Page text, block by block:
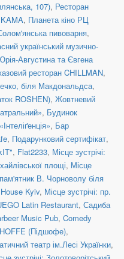
107), Ресторан
KAMA, Планета кіно РЦ
пивоварня,
український музично-
Августина та Євгена
ресторан CHILLMAN,
біля Макдональдса,
ROSHEN), Жовтневий
, Будинок
, Бар
, Подарунковий сертифікат,
, Flat2233, Місце зустрічі:
площі, Місце
В. Чорноволу біля
Kyiv, Місце зустрічі: пр.
Latin Restaurant, Садиба
Music Pub, Comedy
(Підшофе),
театр ім.Лесі Українки,